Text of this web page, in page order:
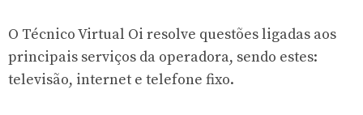
O Técnico Virtual Oi resolve questões ligadas aos
principais serviços da operadora, sendo estes:
televisão, internet e telefone fixo.